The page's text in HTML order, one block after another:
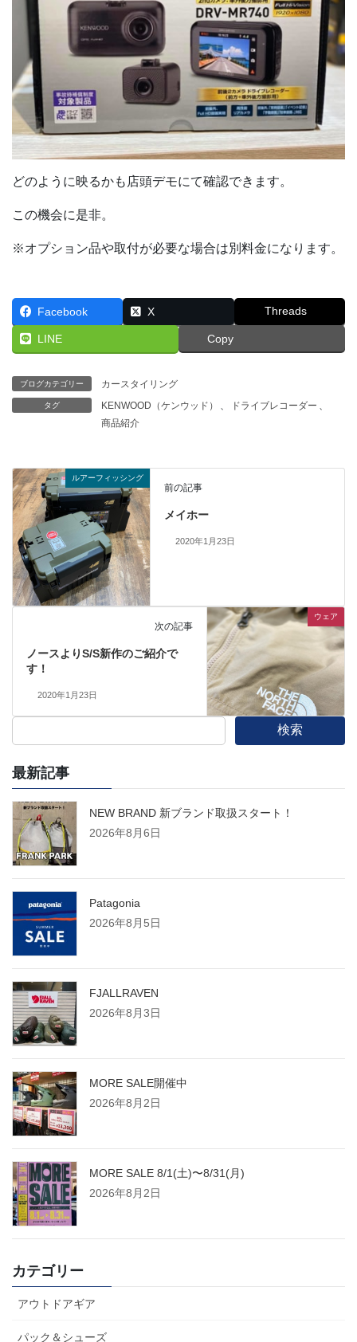
どのように映るかも店頭デモにて確認できます。
この機会に是非。
※オプション品や取付が必要な場合は別料金になります。
Facebook X Threads
LINE Copy
ブログカテゴリー カースタイリング
タグ KENWOOD（ケンウッド） ドライブレコーダー
商品紹介
ルアーフィッシング
前の記事
メイホー
2020年1月23日
ウェア
次の記事
ノースよりS/S新作のご紹介で
す！
2020年1月23日
検索
最新記事
NEW BRAND 新ブランド取扱スタート！
2026年8月6日
Patagonia
2026年8月5日
FJALLRAVEN
2026年8月3日
MORE SALE開催中
2026年8月2日
MORE SALE 8/1(土)〜8/31(月)
2026年8月2日
カテゴリー
アウトドアギア
パック＆シューズ